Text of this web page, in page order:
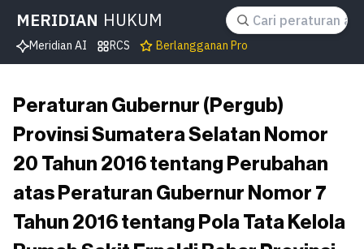
MERIDIAN HUKUM
Meridian AI RCS Berlangganan Pro
Peraturan Gubernur (Pergub)
Provinsi Sumatera Selatan Nomor
20 Tahun 2016 tentang Perubahan
atas Peraturan Gubernur Nomor 7
Tahun 2016 tentang Pola Tata Kelola